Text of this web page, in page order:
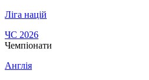
Ліга націй
ЧС 2026
Чемпіонати
Англія